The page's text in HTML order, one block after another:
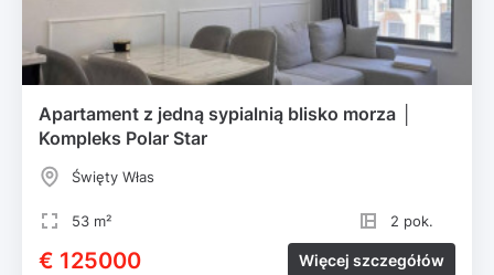
Apartament z jedną sypialnią blisko morza │
Kompleks Polar Star
Święty Włas
53 m² 2 pok.
€ 125000 Więcej szczegółów